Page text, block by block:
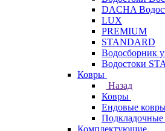
DACHA
LUX
PREMIUM
STANDARD
Водосборник
Водостоки
Ковры
Назад
Ковры
Ендовые
Комплектующие